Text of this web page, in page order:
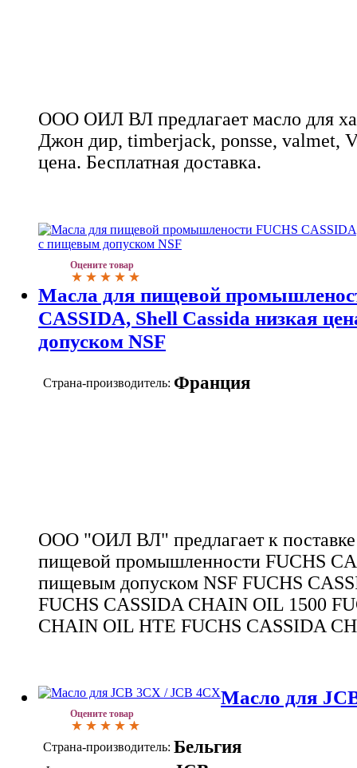
ООО ОИЛ ВЛ предлагает масло для
Джон дир, timberjack, ponsse, valmet,
цена. Бесплатная доставка.
Оцените товар
Масла для пищевой
CASSIDA, Shell Cassida низкая
допуском NSF
Страна-производитель: Франция
ООО "ОИЛ ВЛ" предлагает к поставке
пищевой промышленности FUCHS
пищевым допуском NSF FUCHS
FUCHS CASSIDA CHAIN OIL 1500
CHAIN OIL HTE FUCHS CASSIDA
Оцените товар
Масло для
Страна-производитель: Бельгия